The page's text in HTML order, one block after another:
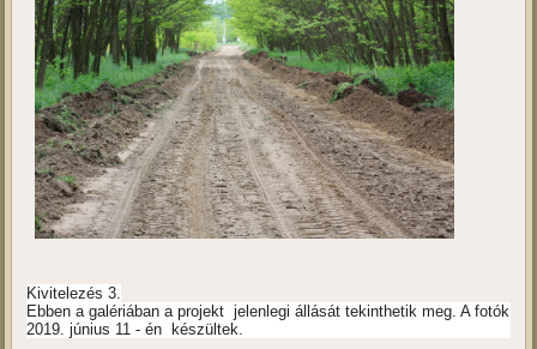
Kivitelezés 3.
Ebben a galériában a projekt jelenlegi állását tekinthetik meg. A fotók
2019. június 11 - én készültek.